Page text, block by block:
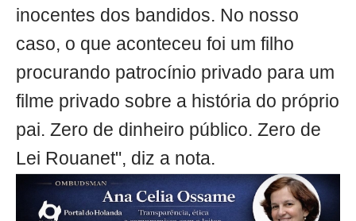
inocentes dos bandidos. No nosso
caso, o que aconteceu foi um filho
procurando patrocínio privado para um
filme privado sobre a história do próprio
pai. Zero de dinheiro público. Zero de
Lei Rouanet", diz a nota.